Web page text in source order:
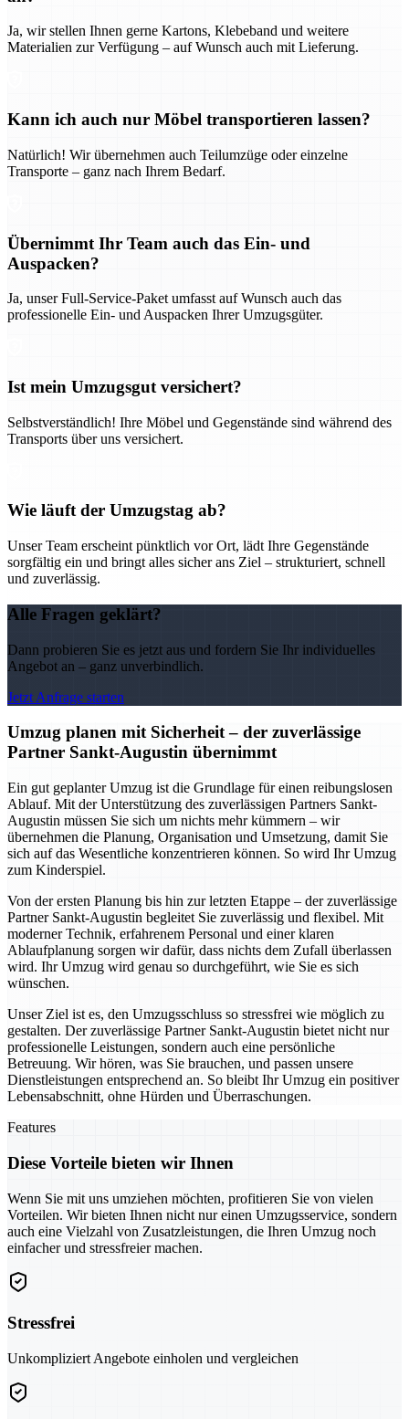
Ja, wir stellen Ihnen gerne Kartons, Klebeband und weitere
Materialien zur Verfügung – auf Wunsch auch mit Lieferung.
Kann ich auch nur Möbel transportieren lassen?
Natürlich! Wir übernehmen auch Teilumzüge oder einzelne
Transporte – ganz nach Ihrem Bedarf.
Übernimmt Ihr Team auch das Ein- und
Auspacken?
Ja, unser Full-Service-Paket umfasst auf Wunsch auch das
professionelle Ein- und Auspacken Ihrer Umzugsgüter.
Ist mein Umzugsgut versichert?
Selbstverständlich! Ihre Möbel und Gegenstände sind während des
Transports über uns versichert.
Wie läuft der Umzugstag ab?
Unser Team erscheint pünktlich vor Ort, lädt Ihre Gegenstände
sorgfältig ein und bringt alles sicher ans Ziel – strukturiert, schnell
und zuverlässig.
Alle Fragen geklärt?
Dann probieren Sie es jetzt aus und fordern Sie Ihr individuelles
Angebot an – ganz unverbindlich.
Jetzt Anfrage starten
Umzug planen mit Sicherheit – der zuverlässige
Partner Sankt-Augustin übernimmt
Ein gut geplanter Umzug ist die Grundlage für einen reibungslosen
Ablauf. Mit der Unterstützung des zuverlässigen Partners Sankt-
Augustin müssen Sie sich um nichts mehr kümmern – wir
übernehmen die Planung, Organisation und Umsetzung, damit Sie
sich auf das Wesentliche konzentrieren können. So wird Ihr Umzug
zum Kinderspiel.
Von der ersten Planung bis hin zur letzten Etappe – der zuverlässige
Partner Sankt-Augustin begleitet Sie zuverlässig und flexibel. Mit
moderner Technik, erfahrenem Personal und einer klaren
Ablaufplanung sorgen wir dafür, dass nichts dem Zufall überlassen
wird. Ihr Umzug wird genau so durchgeführt, wie Sie es sich
wünschen.
Unser Ziel ist es, den Umzugsschluss so stressfrei wie möglich zu
gestalten. Der zuverlässige Partner Sankt-Augustin bietet nicht nur
professionelle Leistungen, sondern auch eine persönliche
Betreuung. Wir hören, was Sie brauchen, und passen unsere
Dienstleistungen entsprechend an. So bleibt Ihr Umzug ein positiver
Lebensabschnitt, ohne Hürden und Überraschungen.
Features
Diese Vorteile bieten wir Ihnen
Wenn Sie mit uns umziehen möchten, profitieren Sie von vielen
Vorteilen. Wir bieten Ihnen nicht nur einen Umzugsservice, sondern
auch eine Vielzahl von Zusatzleistungen, die Ihren Umzug noch
einfacher und stressfreier machen.
Stressfrei
Unkompliziert Angebote einholen und vergleichen